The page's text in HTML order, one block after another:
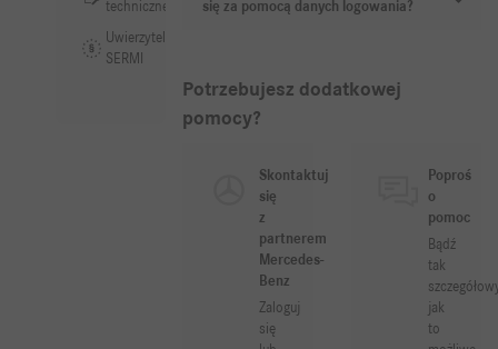
techniczne
Uwierzytelnianie
SERMI
się za pomocą danych logowania?
Potrzebujesz dodatkowej
pomocy?
Skontaktuj
się
z
partnerem
Mercedes-
Benz
Zaloguj
się
Poproś
o
pomoc
Bądź
tak
jak
to